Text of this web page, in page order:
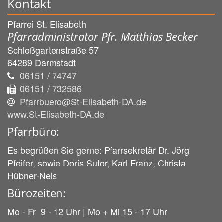
Kontakt
Pfarrei St. Elisabeth
Pfarradministrator Pfr. Matthias Becker
Schloßgartenstraße 57
64289 Darmstadt
06151 / 74747
06151 / 732586
Pfarrbuero@St-Elisabeth-DA.de
www.St-Elisabeth-DA.de
Pfarrbüro:
Es begrüßen Sie gerne: Pfarrsekretär Dr. Jörg
Pfeifer, sowie Doris Sutor, Karl Franz, Christa
Hübner-Nels
Bürozeiten:
Mo - Fr 9 - 12 Uhr | Mo + Mi 15 - 17 Uhr